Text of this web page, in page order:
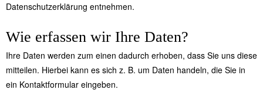
Datenschutzerklärung entnehmen.
Wie erfassen wir Ihre Daten?
Ihre Daten werden zum einen dadurch erhoben, dass Sie uns diese
mitteilen. Hierbei kann es sich z. B. um Daten handeln, die Sie in
ein Kontaktformular eingeben.